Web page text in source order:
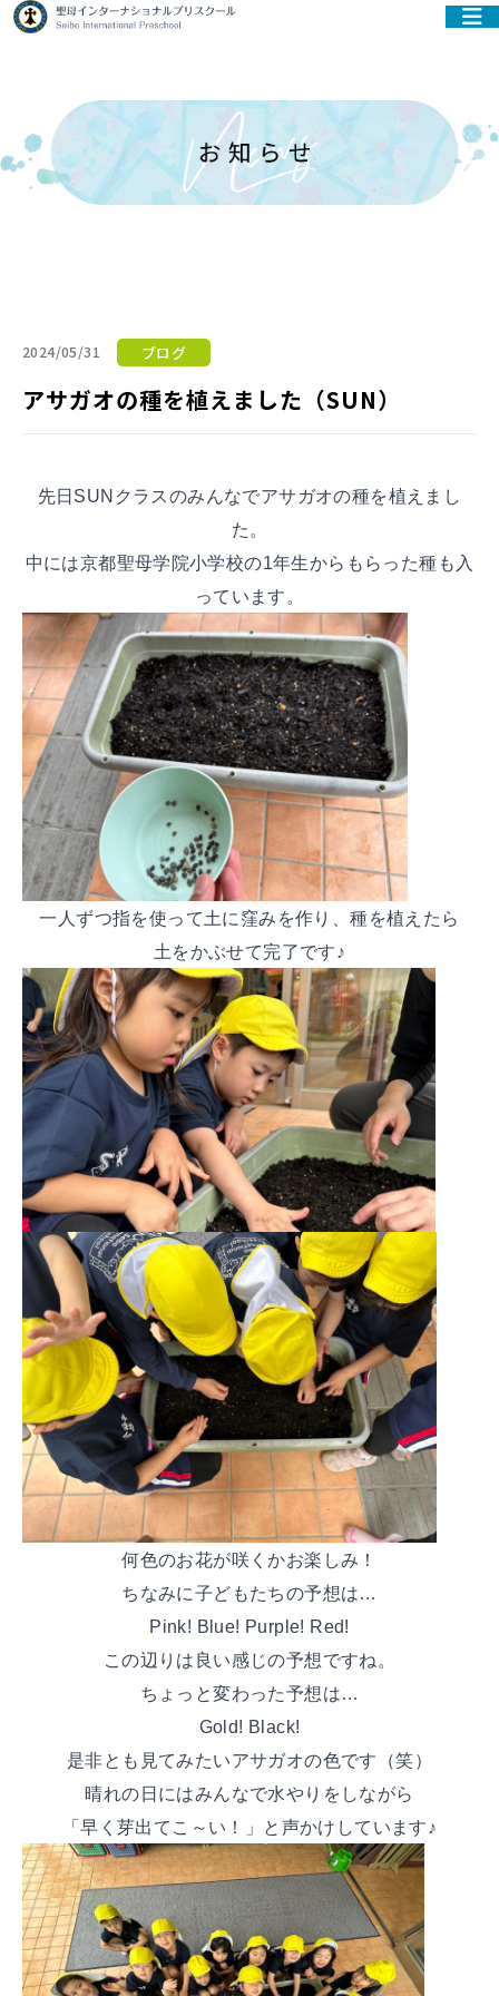
2024/05/31 ブログ
アサガオの種を植えました（SUN）
先日SUNクラスのみんなでアサガオの種を植えまし
た。
中には京都聖母学院小学校の1年生からもらった種も入
っています。
一人ずつ指を使って土に窪みを作り、種を植えたら
土をかぶせて完了です♪
何色のお花が咲くかお楽しみ！
ちなみに子どもたちの予想は…
Pink! Blue! Purple! Red!
この辺りは良い感じの予想ですね。
ちょっと変わった予想は…
Gold! Black!
是非とも見てみたいアサガオの色です（笑）
晴れの日にはみんなで水やりをしながら
「早く芽出てこ～い！」と声かけしています♪